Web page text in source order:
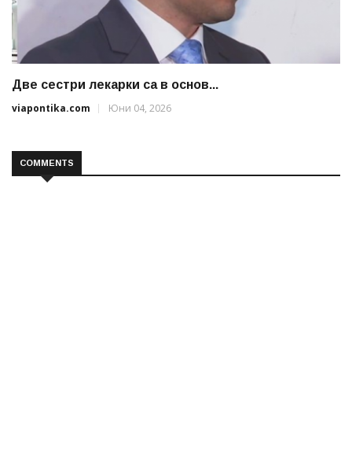
Две сестри лекарки са в основ...
viapontika.com
Юни 04, 2026
COMMENTS